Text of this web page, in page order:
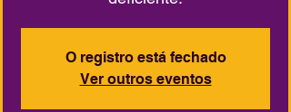
O registro está fechado
Ver outros eventos